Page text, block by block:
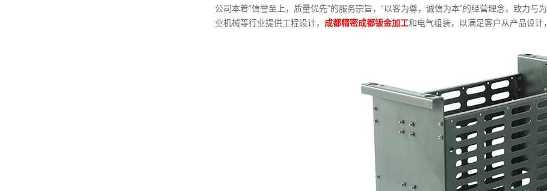
公司本着“信誉至上，质量优先”的服务宗旨，“以客为尊，诚信为本”的经营理念，致力
业机械等行业提供工程设计， 成都精密成都钣金加工和电气组装，以满足客户从产品设计